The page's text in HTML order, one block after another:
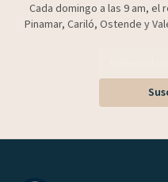
Cada domingo a las 9 am, el
Pinamar, Cariló, Ostende y